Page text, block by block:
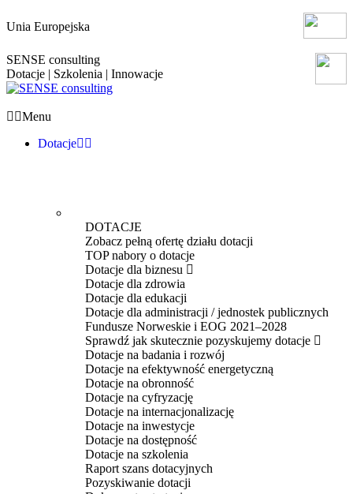
Unia Europejska
SENSE consulting
Dotacje | Szkolenia | Innowacje
Menu
Dotacje
DOTACJE
Zobacz pełną ofertę działu dotacji
TOP nabory o dotacje
Dotacje dla biznesu
Dotacje dla zdrowia
Dotacje dla edukacji
Dotacje dla administracji / jednostek publicznych
Fundusze Norweskie i EOG 2021–2028
Sprawdź jak skutecznie pozyskujemy dotacje
Dotacje na badania i rozwój
Dotacje na efektywność energetyczną
Dotacje na obronność
Dotacje na cyfryzację
Dotacje na internacjonalizację
Dotacje na inwestycje
Dotacje na dostępność
Dotacje na szkolenia
Raport szans dotacyjnych
Pozyskiwanie dotacji